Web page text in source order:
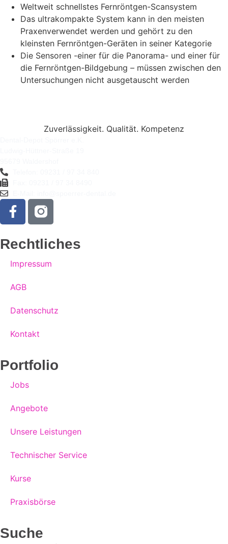
Weltweit schnellstes Fernröntgen-Scansystem
Das ultrakompakte System kann in den meisten
Praxenverwendet werden und gehört zu den
kleinsten Fernröntgen-Geräten in seiner Kategorie
Die Sensoren -einer für die Panorama- und einer für
die Fernröntgen-Bildgebung – müssen zwischen den
Untersuchungen nicht ausgetauscht werden
Zuverlässigkeit. Qualität. Kompetenz
Rechtliches
Impressum
AGB
Datenschutz
Kontakt
Portfolio
Jobs
Angebote
Unsere Leistungen
Technischer Service
Kurse
Praxisbörse
Suche